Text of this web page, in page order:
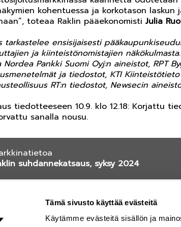
Tämä sivusto käyttää evästeitä
Käytämme evästeitä sisällön ja
kohentuessa ja korkotason
toteaa Raklin pääekonomisti Julia
tarkastelee ensisijaisesti
ja kiinteistönomistajien
Nordea Pankki Suomi Oyj:n aineistot, RPT
ja tiedostot, KTI
RT:n tiedostot, Newsecin
tiedotteeseen 10.9. klo 12.18: Korjattu
sanalla nousu.
suhdannekatsaus, syksy 2024